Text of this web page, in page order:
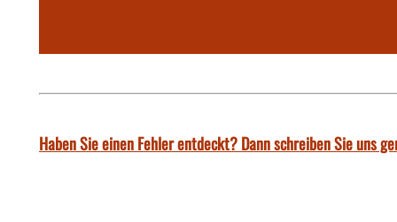
Haben Sie einen Fehler entdeckt? Dann schreiben Sie uns